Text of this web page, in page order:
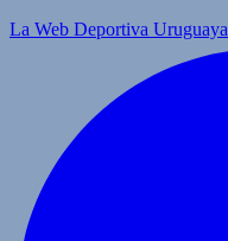
La Web Deportiva Uruguaya